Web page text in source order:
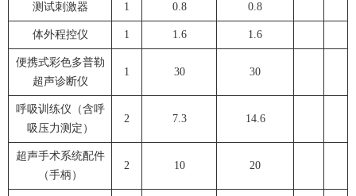
测试刺激器 1 0.8 0.8
体外程控仪 1 1.6 1.6
便携式彩色多普勒
超声诊断仪
1 30 30
呼吸训练仪（含呼
吸压力测定）
2 7.3 14.6
超声手术系统配件
（手柄）
2 10 20